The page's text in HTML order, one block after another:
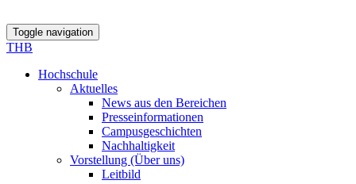
Toggle navigation
THB
Hochschule
Aktuelles
News aus den Bereichen
Presseinformationen
Campusgeschichten
Nachhaltigkeit
Vorstellung (Über uns)
Leitbild